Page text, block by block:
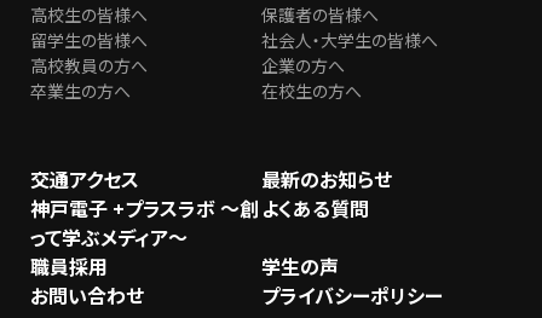
高校生の皆様へ
保護者の皆様へ
留学生の皆様へ
社会人・大学生の皆様へ
高校教員の方へ
企業の方へ
卒業生の方へ
在校生の方へ
交通アクセス
最新のお知らせ
神戸電子 +プラスラボ ～創
って学ぶメディア～
よくある質問
職員採用
学生の声
お問い合わせ
プライバシーポリシー